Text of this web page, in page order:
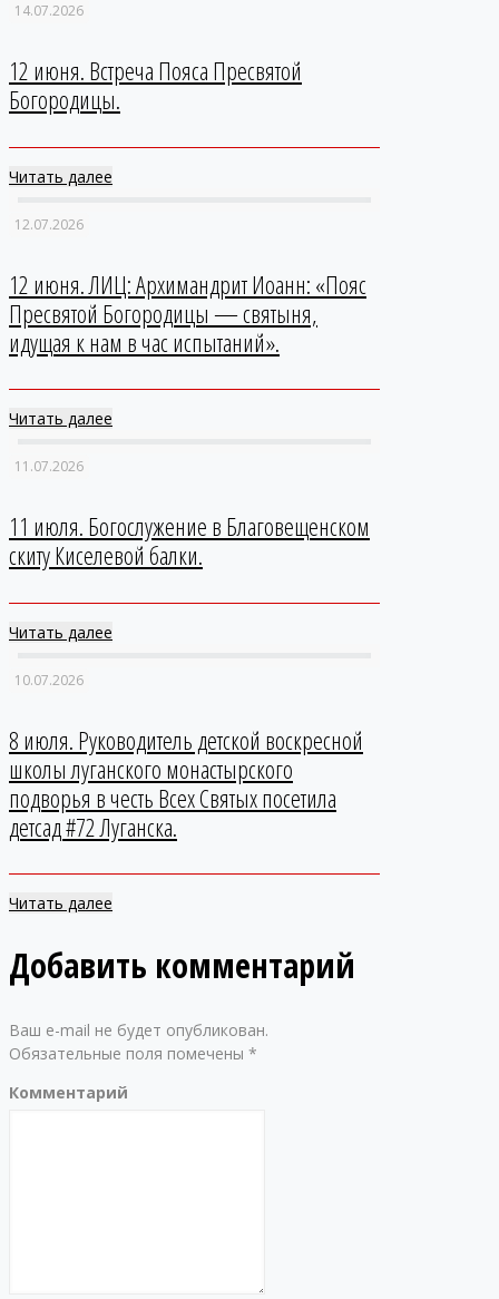
14.07.2026
12 июня. Встреча Пояса Пресвятой
Богородицы.
Читать далее
12.07.2026
12 июня. ЛИЦ: Архимандрит Иоанн: «Пояс
Пресвятой Богородицы — святыня,
идущая к нам в час испытаний».
Читать далее
11.07.2026
11 июля. Богослужение в Благовещенском
скиту Киселевой балки.
Читать далее
10.07.2026
8 июля. Руководитель детской воскресной
школы луганского монастырского
подворья в честь Всех Святых посетила
детсад #72 Луганска.
Читать далее
Добавить комментарий
Ваш e-mail не будет опубликован.
Обязательные поля помечены *
Комментарий